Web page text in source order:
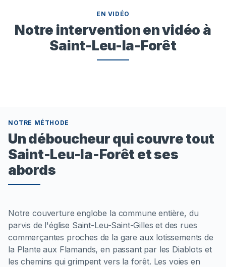
EN VIDÉO
Notre intervention en vidéo à
Saint-Leu-la-Forêt
NOTRE MÉTHODE
Un déboucheur qui couvre tout
Saint-Leu-la-Forêt et ses
abords
Notre couverture englobe la commune entière, du
parvis de l'église Saint-Leu-Saint-Gilles et des rues
commerçantes proches de la gare aux lotissements de
la Plante aux Flamands, en passant par les Diablots et
les chemins qui grimpent vers la forêt. Les voies en